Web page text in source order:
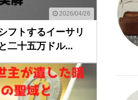
2026/04/26
フトするイーサリ
二十五万ドル...